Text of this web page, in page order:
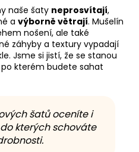
naše šaty neprosvítají,
a výborně větrají. Mušelín
nošení, ale také
záhyby a textury vypadají
Jsme si jistí, že se stanou
kterém budete sahat
šatů oceníte i
kterých schováte